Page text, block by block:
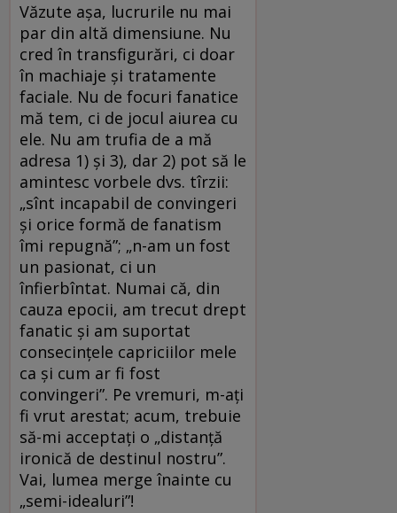
Văzute așa, lucrurile nu mai
par din altă dimensiune. Nu
cred în transfigurări, ci doar
în machiaje și tratamente
faciale. Nu de focuri fanatice
mă tem, ci de jocul aiurea cu
ele. Nu am trufia de a mă
adresa 1) și 3), dar 2) pot să le
amintesc vorbele dvs. tîrzii:
„sînt incapabil de convingeri
și orice formă de fanatism
îmi repugnă”; „n-am un fost
un pasionat, ci un
înfierbîntat. Numai că, din
cauza epocii, am trecut drept
fanatic și am suportat
consecințele capriciilor mele
ca și cum ar fi fost
convingeri”. Pe vremuri, m-ați
fi vrut arestat; acum, trebuie
să-mi acceptați o „distanță
ironică de destinul nostru”.
Vai, lumea merge înainte cu
„semi-idealuri”!